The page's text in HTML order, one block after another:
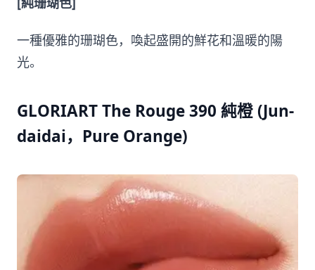
一種優雅的珊瑚色，喚起盛開的鮮花和溫暖的陽
光。
GLORIART The Rouge 390 純橙 (Jun-
daidai，Pure Orange)